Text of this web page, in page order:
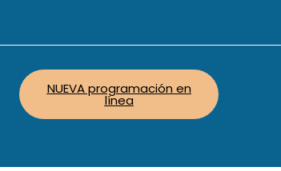
NUEVA programación en
línea